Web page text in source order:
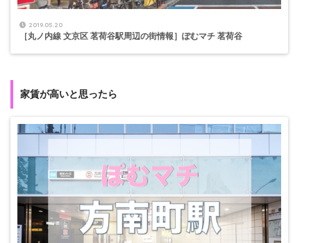
2019.05.20
［丸ノ内線 文京区 茗荷谷駅周辺の街情報］ぽむマチ 茗荷谷
家賃が高いと思ったら